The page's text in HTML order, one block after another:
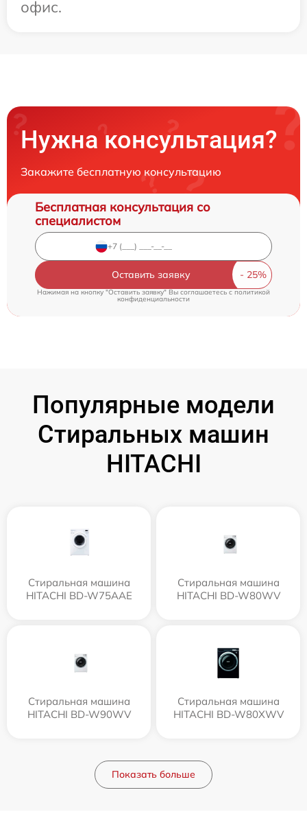
офис.
Нужна консультация?
Закажите бесплатную консультацию
Бесплатная консультация со
специалистом
Оставить заявку
Нажимая на кнопку "Оставить заявку" Вы соглашаетесь cполитикой
конфиденциальности
Популярные модели
Стиральных машин
HITACHI
Стиральная машина
HITACHI BD-W75AAE
Стиральная машина
HITACHI BD-W80WV
Стиральная машина
HITACHI BD-W90WV
Стиральная машина
HITACHI BD-W80XWV
Показать больше